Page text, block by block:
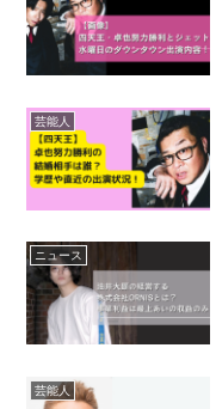
芸能人
ニュース
芸能人